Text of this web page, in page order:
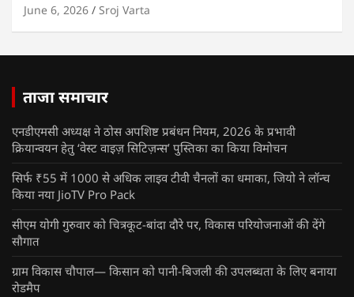
June 6, 2026 Sroj Varta
ताजा समाचार
एनडीएमसी अध्यक्ष ने ठोस अपशिष्ट प्रबंधन नियम, 2026 के प्रभावी
क्रियान्वयन हेतु ‘वेस्ट वाइज़ सिटिज़न्स’ पुस्तिका का किया विमोचन
सिर्फ ₹55 में 1000 से अधिक लाइव टीवी चैनलों का धमाका, जियो ने लॉन्च
किया नया JioTV Pro Pack
सीएम योगी गुरुवार को चित्रकूट-बांदा दौरे पर, विकास परियोजनाओं की देंगे
सौगात
ग्राम विकास चौपाल— किसान को पानी-बिजली की उपलब्धता के लिए बनाया
रोडमैप